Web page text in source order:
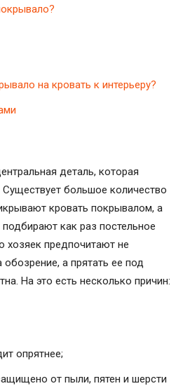
на кровать к интерьеру?
деталь, которая
Существует большое количество
кровать покрывалом, а
как раз постельное
хозяек предпочитают не
обозрение, а прятать ее под
На это есть несколько причин:
опрятнее;
от пыли, пятен и шерсти